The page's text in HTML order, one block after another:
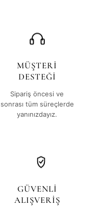
MÜŞTERİ
DESTEĞİ
Sipariş öncesi ve
sonrası tüm süreçlerde
yanınızdayız.
GÜVENLİ
ALIŞVERİŞ